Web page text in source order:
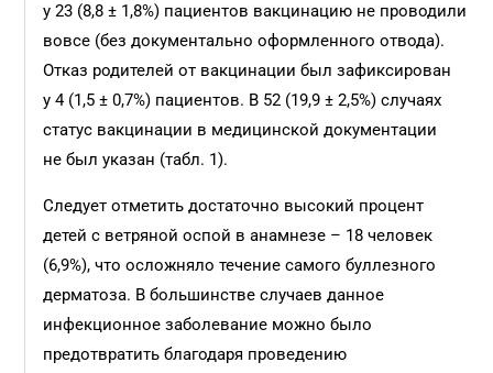
у 23 (8,8 ± 1,8%) пациентов вакцинацию не проводили
вовсе (без документально оформленного отвода).
Отказ родителей от вакцинации был зафиксирован
у 4 (1,5 ± 0,7%) пациентов. В 52 (19,9 ± 2,5%) случаях
статус вакцинации в медицинской документации
не был указан (табл. 1).
Следует отметить достаточно высокий процент
детей с ветряной оспой в анамнезе – 18 человек
(6,9%), что осложняло течение самого буллезного
дерматоза. В большинстве случаев данное
инфекционное заболевание можно было
предотвратить благодаря проведению